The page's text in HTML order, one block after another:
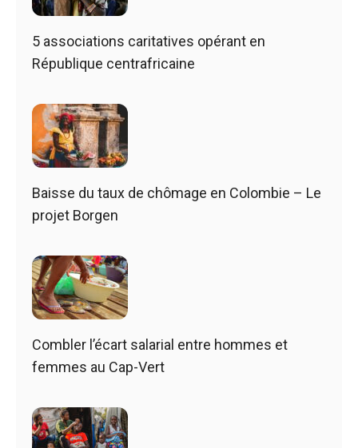
5 associations caritatives opérant en
République centrafricaine
Baisse du taux de chômage en Colombie – Le
projet Borgen
Combler l’écart salarial entre hommes et
femmes au Cap-Vert